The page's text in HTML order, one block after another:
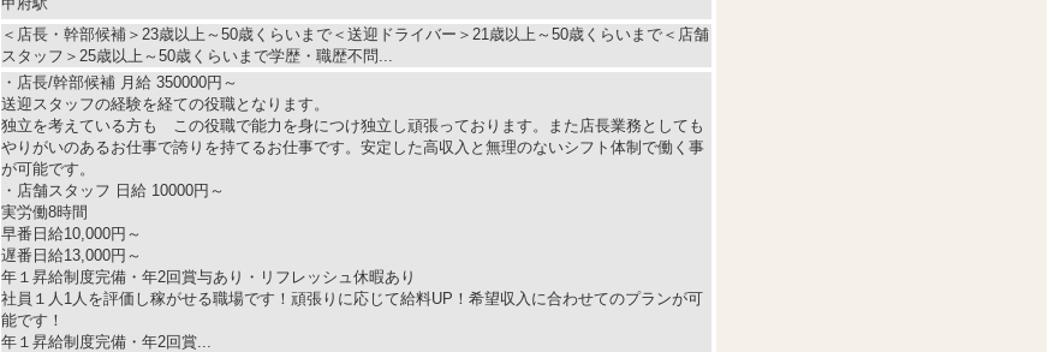
＜店長・幹部候補＞23歳以上～50歳くらいまで＜送迎ドライバー＞21歳以上～50歳くらいまで＜店舗
スタッフ＞25歳以上～50歳くらいまで学歴・職歴不問...
・店長/幹部候補 月給 350000円～
送迎スタッフの経験を経ての役職となります。
独立を考えている方も この役職で能力を身につけ独立し頑張っております。また店長業務としても
やりがいのあるお仕事で誇りを持てるお仕事です。安定した高収入と無理のないシフト体制で働く事
が可能です。
・店舗スタッフ 日給 10000円～
実労働8時間
早番日給10,000円～
遅番日給13,000円～
年１昇給制度完備・年2回賞与あり・リフレッシュ休暇あり
社員１人1人を評価し稼がせる職場です！頑張りに応じて給料UP！希望収入に合わせてのプランが可
能です！
年１昇給制度完備・年2回賞...